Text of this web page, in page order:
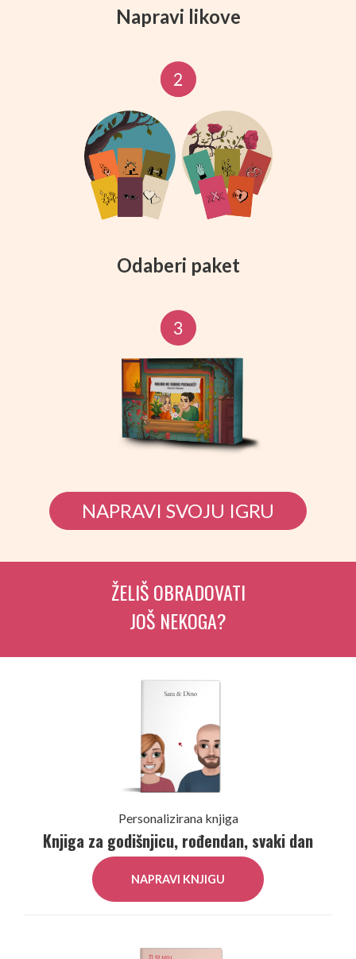
Napravi likove
Odaberi paket
NAPRAVI SVOJU IGRU
ŽELIŠ OBRADOVATI
JOŠ NEKOGA?
Personalizirana knjiga
Knjiga za godišnjicu, rođendan, svaki dan
NAPRAVI KNJIGU